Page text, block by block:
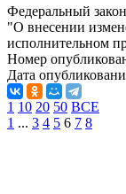
Федеральный
"О внесении
исполнительном
Номер
Дата
1 10 20 50 ВСЕ
1 ... 3 4 5 6 7 8